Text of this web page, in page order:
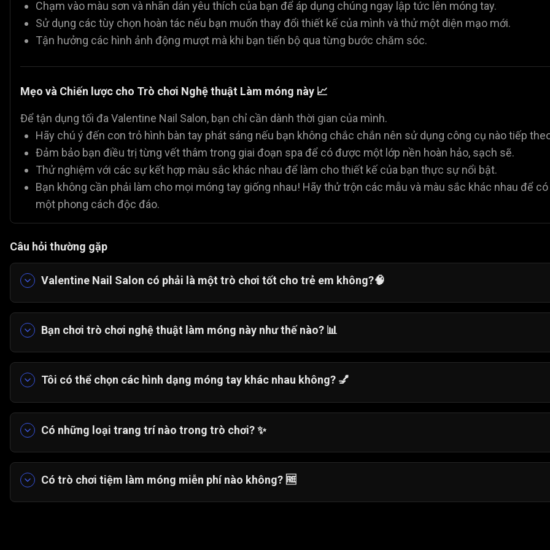
Chạm vào màu sơn và nhãn dán yêu thích của bạn để áp dụng chúng ngay lập tức lên móng tay.
Sử dụng các tùy chọn hoàn tác nếu bạn muốn thay đổi thiết kế của mình và thử một diện mạo mới.
Tận hưởng các hình ảnh động mượt mà khi bạn tiến bộ qua từng bước chăm sóc.
Mẹo và Chiến lược cho Trò chơi Nghệ thuật Làm móng này 📈
Để tận dụng tối đa Valentine Nail Salon, bạn chỉ cần dành thời gian của mình.
Hãy chú ý đến con trỏ hình bàn tay phát sáng nếu bạn không chắc chắn nên sử dụng công cụ nào tiếp
Đảm bảo bạn điều trị từng vết thâm trong giai đoạn spa để có được một lớp nền hoàn hảo, sạch sẽ.
Thử nghiệm với các sự kết hợp màu sắc khác nhau để làm cho thiết kế của bạn thực sự nổi bật.
Bạn không cần phải làm cho mọi móng tay giống nhau! Hãy thử trộn các mẫu và màu sắc khác nhau để có
một phong cách độc đáo.
Câu hỏi thường gặp
Valentine Nail Salon có phải là một trò chơi tốt cho trẻ em không?🧠
môi trường an toàn, vui vẻ.
Bạn chơi trò chơi nghệ thuật làm móng này như thế nào? 📊
cụ khác nhau, sau đó bạn chọn hình dạng móng tay, màu sơn và các trang trí thú vị để tạo ra diện mạo tùy
Tôi có thể chọn các hình dạng móng tay khác nhau không? 💅
Chắc chắn rồi! Sau khi trị liệu spa, bạn có thể dũa móng thành nhiều hình dạng khác nhau như hạnh nhân,
vuông hoặc nhọn trước khi bắt đầu sơn.
Có những loại trang trí nào trong trò chơi?✨
Bạn có thể sử dụng màu sơn trơn, các họa tiết thú vị, nhãn dán dễ thương và thậm chí thêm đồ trang sức
nhẫn và vòng tay để hoàn thiện vẻ ngoài.
Có trò chơi tiệm làm móng miễn phí nào không? 🆓
Có. Valentine Nail Salon và các trò chơi trang điểm thú vị khác có thể được chơi trực tuyến miễn phí trên